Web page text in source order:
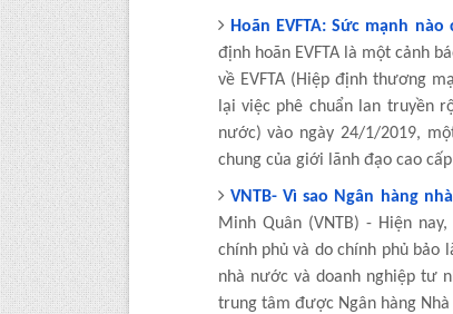
Hoãn EVFTA: Sức mạnh
định hoãn EVFTA là một cảnh
về EVFTA (Hiệp định thương
lại việc phê chuẩn lan truyền
nước) vào ngày 24/1/2019,
chung của giới lãnh đạo cao
VNTB- Vì sao Ngân hàng
Minh Quân (VNTB) - Hiện
chính phủ và do chính phủ
nhà nước và doanh nghiệp tư
trung tâm được Ngân hàng